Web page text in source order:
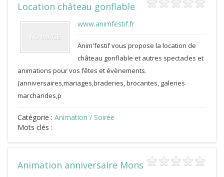
Location château gonflable
www.animfestif.fr
Anim'festif vous propose la location de
château gonflable et autres spectacles et
animations pour vos fêtes et évènements.
(anniversaires,mariages,braderies, brocantes, galeries
marchandes,p
Catégorie : Animation / Soirée
Mots clés :
Animation anniversaire Mons